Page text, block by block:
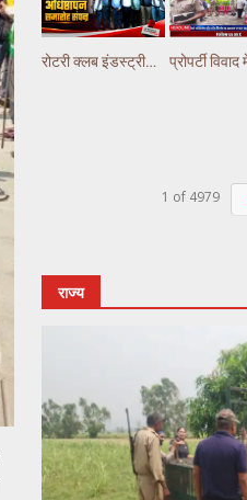
रोटरी क्लब इंडस्ट्रीयल एरिया का अधिष्ठापन समारोह संपन्न ||
1 of 4979
राज्य